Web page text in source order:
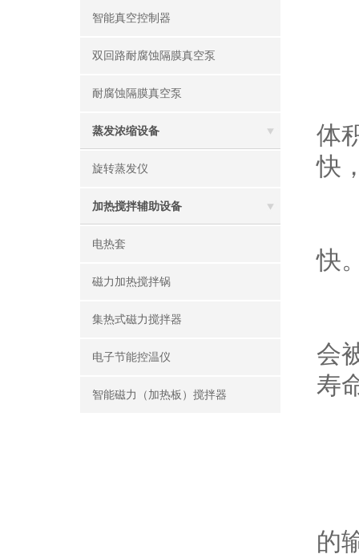
智能真空控制器
双回路耐腐蚀隔膜真空泵
耐腐蚀隔膜真空泵
蒸发浓缩设备
旋转蒸发仪
加热搅拌辅助设备
电热套
磁力加热搅拌锅
集热式磁力搅拌器
电子节能控温仪
智能磁力（加热板）搅拌器
体
快
快
会
寿
的